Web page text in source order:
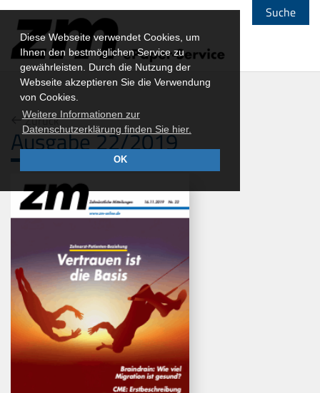
Diese Webseite verwendet Cookies, um
Ihnen den bestmöglichen Service zu
gewährleisten. Durch die Nutzung der
Webseite akzeptieren Sie die Verwendung
von Cookies.
Weitere Informationen zur
Datenschutzerklärung finden Sie hier.
OK
Suche
Ausgabe 22/2019
Zurück